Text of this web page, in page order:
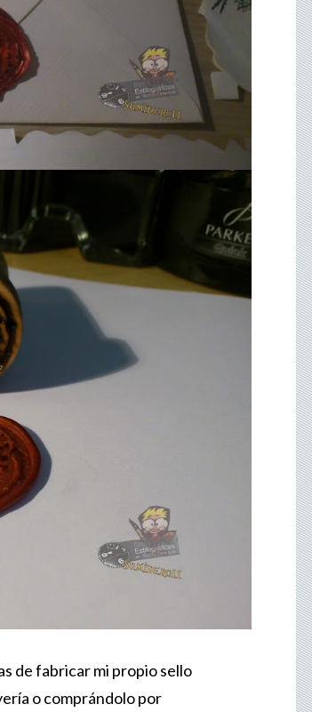
de fabricar mi propio sello
o comprándolo por